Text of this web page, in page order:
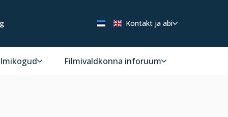
Kontakt ja abi
Filmivaldkonna inforuum